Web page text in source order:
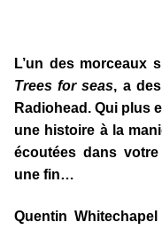
L’un des morceaux
Trees for seas, a
Radiohead. Qui plus
une histoire à la
écoutées dans
une fin…
Quentin Whitechapel